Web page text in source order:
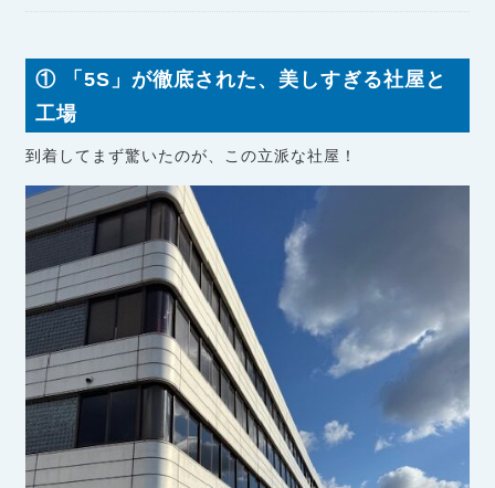
① 「5S」が徹底された、美しすぎる社屋と
工場
到着してまず驚いたのが、この立派な社屋！